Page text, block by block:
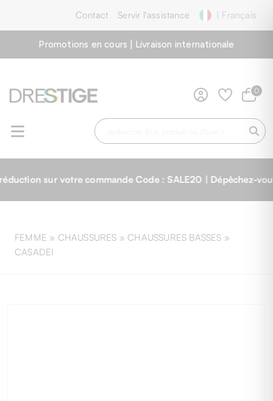
Contact Servir l'assistance | Français
Promotions en cours | Livraison internationale
0
sur votre commande Code : SALE20 | Dépêchez-vous,
FEMME » CHAUSSURES » CHAUSSURES BASSES »
CASADEI